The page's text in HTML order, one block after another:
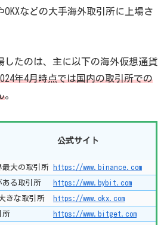
などの大手海外取引所に上場さ
したのは、主に以下の海外仮想通貨
年4月時点では国内の取引所での
。
公式サイト
最大の取引所
https://www.binance.com
ある取引所
https://www.bybit.com
きな取引所
https://www.okx.com
所
https://www.bitget.com